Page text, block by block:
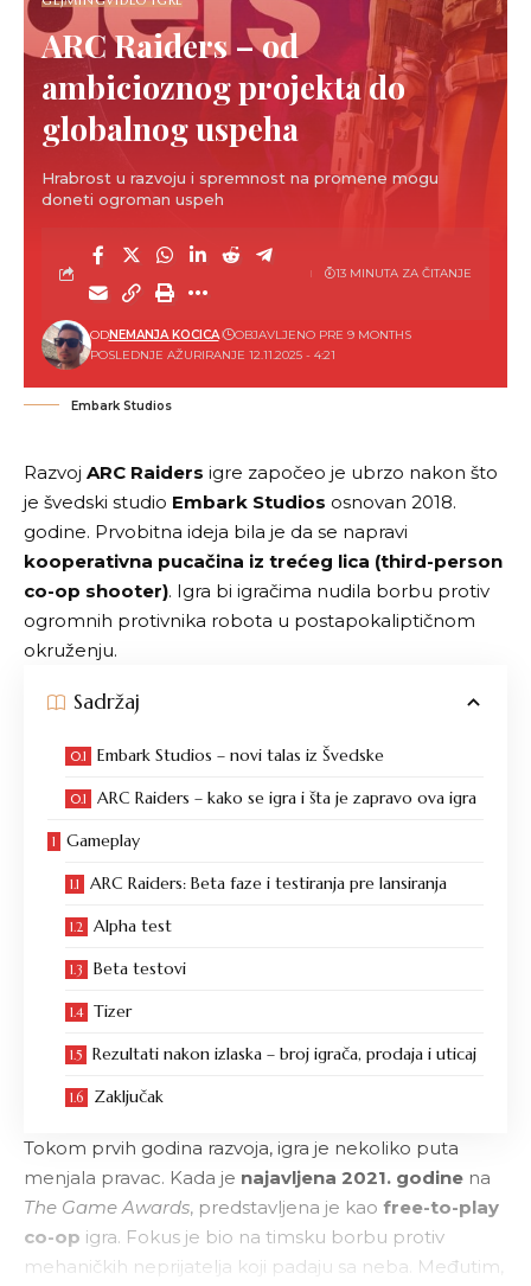
ARC Raiders – od
ambicioznog projekta do
globalnog uspeha
Hrabrost u razvoju i spremnost na promene mogu
doneti ogroman uspeh
POSLEDNJE AŽURIRANJE 12.11.2025 - 4:21
ODNEMANJA KOCICA OBJAVLJENO PRE 9 MONTHS
13 MINUTA ZA ČITANJE
Embark Studios
Razvoj ARC Raiders igre započeo je ubrzo nakon što
je švedski studio Embark Studios osnovan 2018.
godine. Prvobitna ideja bila je da se napravi
kooperativna pucačina iz trećeg lica (third-person
co-op shooter). Igra bi igračima nudila borbu protiv
ogromnih protivnika robota u postapokaliptičnom
okruženju.
Sadržaj
Embark Studios – novi talas iz Švedske
ARC Raiders – kako se igra i šta je zapravo ova igra
Gameplay
ARC Raiders: Beta faze i testiranja pre lansiranja
Alpha test
Beta testovi
Tizer
Rezultati nakon izlaska – broj igrača, prodaja i uticaj
Zaključak
Tokom prvih godina razvoja, igra je nekoliko puta
menjala pravac. Kada je najavljena 2021. godine na
The Game Awards, predstavljena je kao free-to-play
co-op igra. Fokus je bio na timsku borbu protiv
mehaničkih neprijatelja koji padaju sa neba. Međutim,